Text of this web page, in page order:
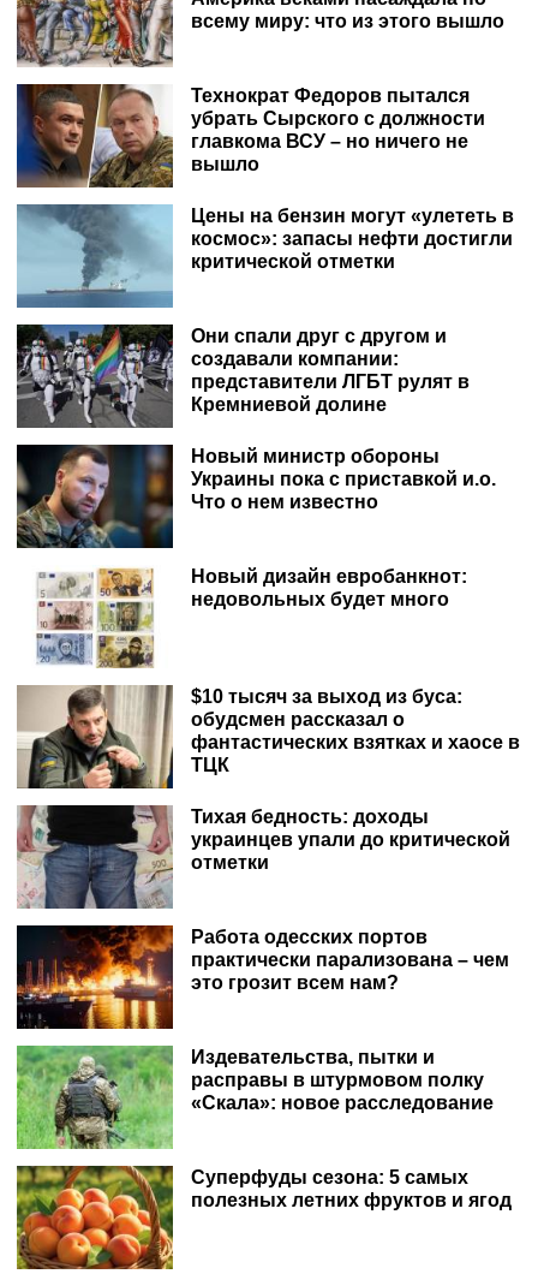
всему миру: что из этого вышло
Технократ Федоров пытался
убрать Сырского с должности
главкома ВСУ – но ничего не
вышло
Цены на бензин могут «улететь в
космос»: запасы нефти достигли
критической отметки
Они спали друг с другом и
создавали компании:
представители ЛГБТ рулят в
Кремниевой долине
Новый министр обороны
Украины пока с приставкой и.о.
Что о нем известно
Новый дизайн евробанкнот:
недовольных будет много
$10 тысяч за выход из буса:
обудсмен рассказал о
фантастических взятках и хаосе в
ТЦК
Тихая бедность: доходы
украинцев упали до критической
отметки
Работа одесских портов
практически парализована – чем
это грозит всем нам?
Издевательства, пытки и
расправы в штурмовом полку
«Скала»: новое расследование
Суперфуды сезона: 5 самых
полезных летних фруктов и ягод